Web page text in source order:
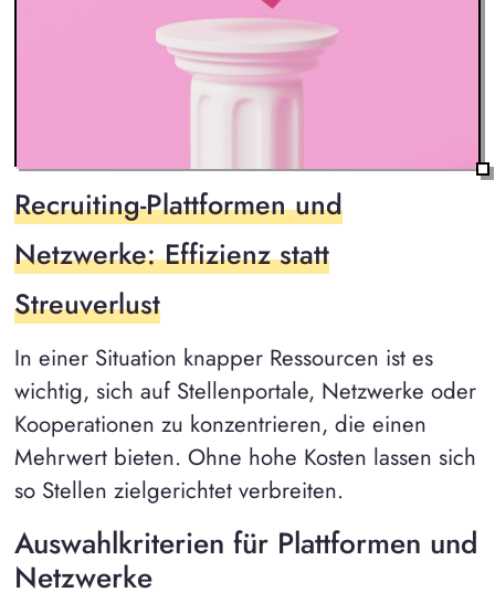
Recruiting-Plattformen und
Netzwerke: Effizienz statt
Streuverlust
In einer Situation knapper Ressourcen ist es
wichtig, sich auf Stellenportale, Netzwerke oder
Kooperationen zu konzentrieren, die einen
Mehrwert bieten. Ohne hohe Kosten lassen sich
so Stellen zielgerichtet verbreiten.
Auswahlkriterien für Plattformen und
Netzwerke